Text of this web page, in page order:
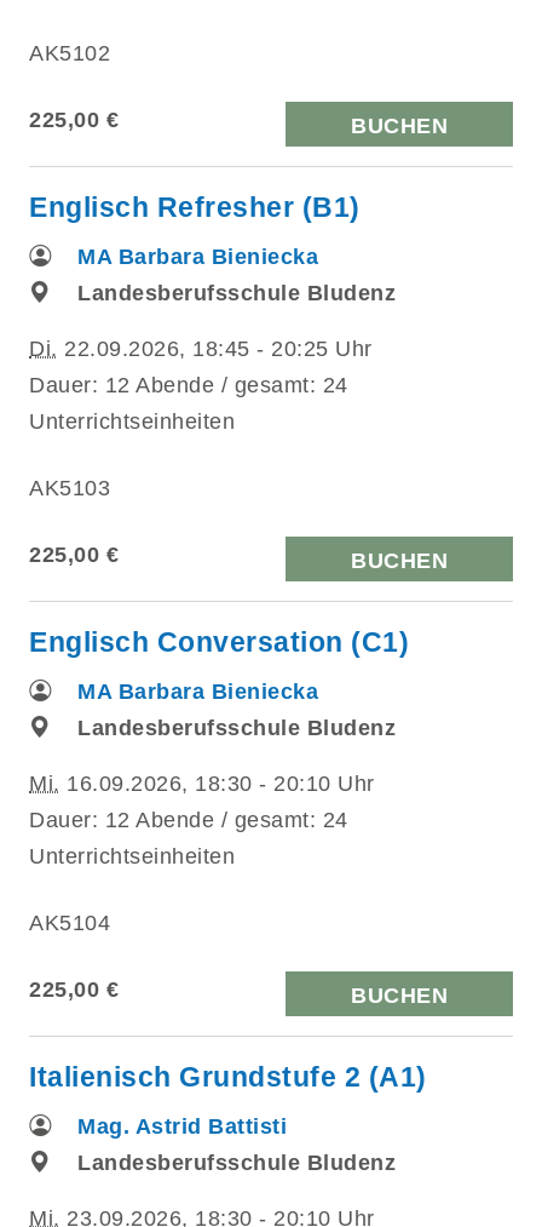
AK5102
225,00 € BUCHEN
Englisch Refresher (B1)
MA Barbara Bieniecka
Landesberufsschule Bludenz
Di. 22.09.2026, 18:45 - 20:25 Uhr
Dauer: 12 Abende / gesamt: 24
Unterrichtseinheiten
AK5103
225,00 € BUCHEN
Englisch Conversation (C1)
MA Barbara Bieniecka
Landesberufsschule Bludenz
Mi. 16.09.2026, 18:30 - 20:10 Uhr
Dauer: 12 Abende / gesamt: 24
Unterrichtseinheiten
AK5104
225,00 € BUCHEN
Italienisch Grundstufe 2 (A1)
Mag. Astrid Battisti
Landesberufsschule Bludenz
Mi. 23.09.2026, 18:30 - 20:10 Uhr